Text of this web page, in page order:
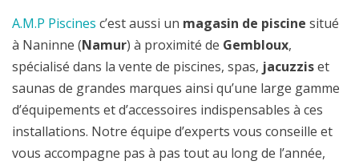
A.M.P Piscines c’est aussi un magasin de piscine situé
à Naninne (Namur) à proximité de Gembloux,
spécialisé dans la vente de piscines, spas, jacuzziset
saunas de grandes marques ainsi qu’une large gamme
d’équipements et d’accessoires indispensables à ces
installations. Notre équipe d’experts vous conseille et
vous accompagne pas à pas tout au long de l’année,